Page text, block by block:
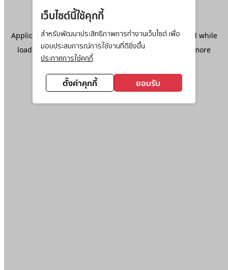
เว็บไซต์นี้ใช้คุกกี้
สำหรับพัฒนาประสิทธิภาพการทำงานเว็บไซต์ เพื่อ
มอบประสบการณ์การใช้งานที่ดียิ่งขึ้น
ประกาศการใช้คุกกี้
ตั้งค่าคุกกี้ ยอมรับ
Application error: aclient-side exception has occurred while
loadingwww.ktc.co.th(see the browser console
for more
information).